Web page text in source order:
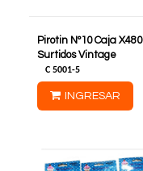
Pirotin Nº10 Caja X480
Surtidos Vintage
C 5001-5
INGRESAR